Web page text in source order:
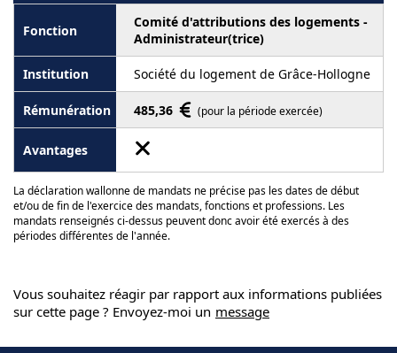
Comité d'attributions des logements -
Administrateur(trice)
Société du logement de Grâce-Hollogne
485,36 (pour la période exercée)
La déclaration wallonne de mandats ne précise pas les dates de début
et/ou de fin de l'exercice des mandats, fonctions et professions. Les
mandats renseignés ci-dessus peuvent donc avoir été exercés à des
périodes différentes de l'année.
Vous souhaitez réagir par rapport aux informations publiées
sur cette page ? Envoyez-moi un message